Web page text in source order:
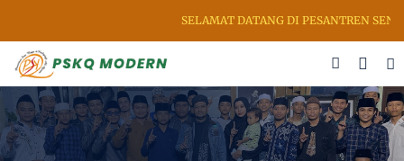
SELAMAT DATANG DI PESANTREN SENI